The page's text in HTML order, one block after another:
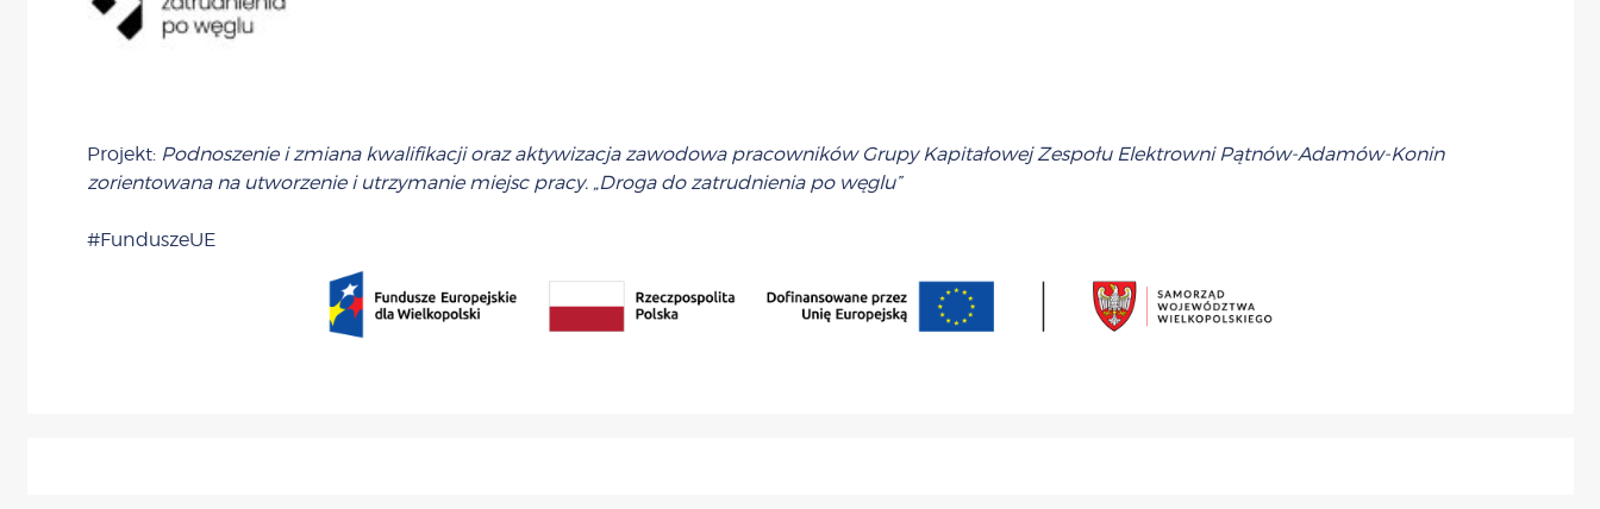
Projekt: Podnoszenie i zmiana kwalifikacji oraz aktywizacja zawodowa pracowników Grupy Kapitałowej Zespołu Elektrowni Pątnów-Adamów-Konin
zorientowana na utworzenie i utrzymanie miejsc pracy. „Droga do zatrudnienia po węglu”
#FunduszeUE